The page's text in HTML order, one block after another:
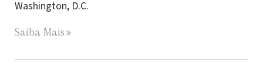
Washington, D.C.
Saiba Mais